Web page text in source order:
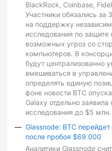
BlackRock, Coinbase,
Участники обязались за
на поддержку
исследования по защите
возможных угроз со
компьютеров. В
будут централизованно
вмешиваться в
определять единую
фоне новости BTC
Galaxy отдельно заявила
исследования до $5 млн.
Glassnode: BTC
после пробоя $69 000
Аналитики Glassnode